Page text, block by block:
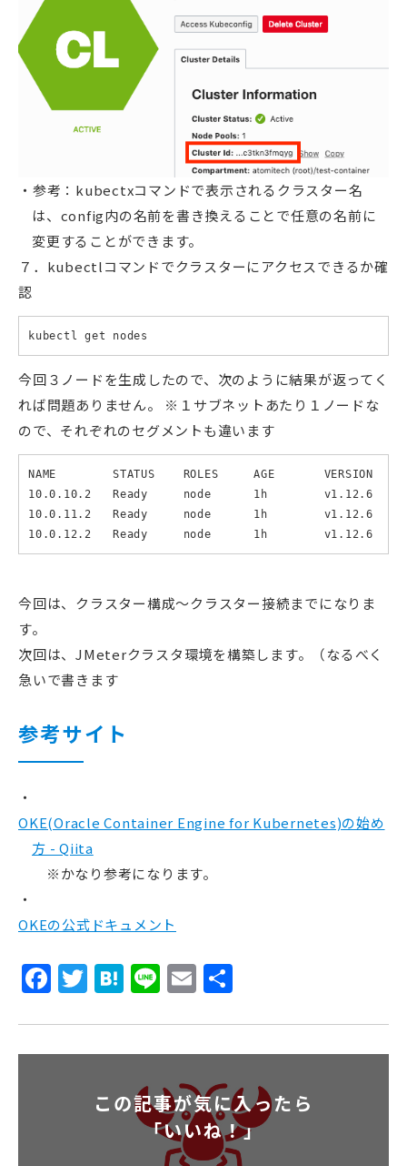
参考：kubectxコマンドで表示されるクラスター名
は、config内の名前を書き換えることで任意の名前に
変更することができます。
７．kubectlコマンドでクラスターにアクセスできるか確
認
今回３ノードを生成したので、次のように結果が返ってく
れば問題ありません。 ※１サブネットあたり１ノードな
ので、それぞれのセグメントも違います
NAME        STATUS    ROLES     AGE       VERSION
10.0.10.2   Ready     node      1h        v1.12.6
10.0.11.2   Ready     node      1h        v1.12.6
10.0.12.2   Ready     node      1h        v1.12.6
今回は、クラスター構成〜クラスター接続までになりま
す。
次回は、JMeterクラスタ環境を構築します。（なるべく
急いで書きます
参考サイト
OKE(Oracle Container Engine for Kubernetes)の始め
方 - Qiita
※かなり参考になります。
OKEの公式ドキュメント
Facebook
Twitter
Hatena
LineEmail
この記事が気に入ったら
「いいね！」